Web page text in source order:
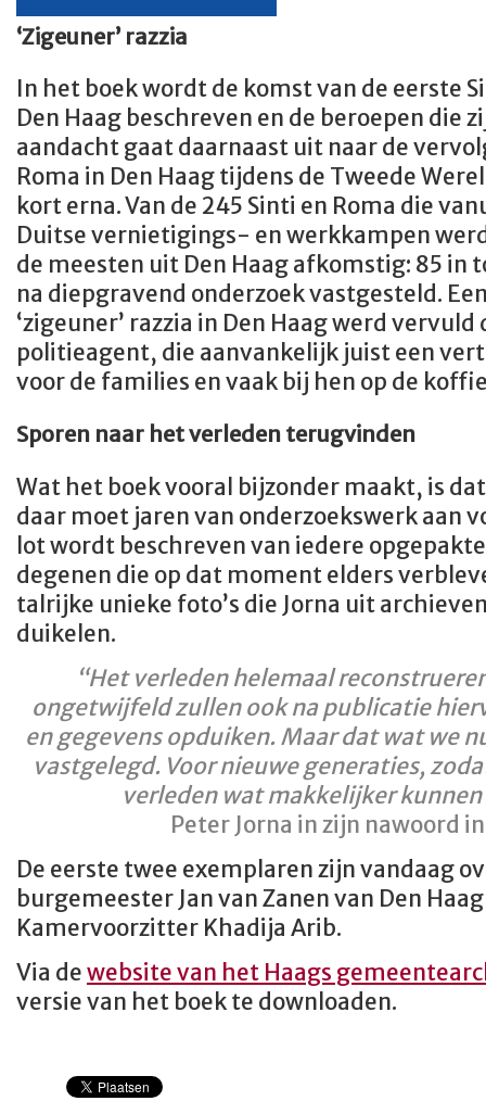
‘Zigeuner’ razzia
In het boek wordt de komst van de eerste
Den Haag beschreven en de beroepen die
aandacht gaat daarnaast uit naar de
Roma in Den Haag tijdens de Tweede
kort erna. Van de 245 Sinti en Roma die
Duitse vernietigings- en werkkampen
de meesten uit Den Haag afkomstig: 85 in
na diepgravend onderzoek vastgesteld.
‘zigeuner’ razzia in Den Haag werd
politieagent, die aanvankelijk juist een
voor de families en vaak bij hen op de
Sporen naar het verleden terugvinden
Wat het boek vooral bijzonder maakt, is
daar moet jaren van onderzoekswerk aan
lot wordt beschreven van iedere
degenen die op dat moment elders
talrijke unieke foto’s die Jorna uit
duikelen.
“Het verleden helemaal
ongetwijfeld zullen ook na publicatie
en gegevens opduiken. Maar dat wat we
vastgelegd. Voor nieuwe generaties,
verleden wat makkelijker
Peter Jorna in zijn nawoord
De eerste twee exemplaren zijn vandaag
burgemeester Jan van Zanen van Den
Kamervoorzitter Khadija Arib.
Via dewebsite van het Haags
versie van het boek te downloaden.